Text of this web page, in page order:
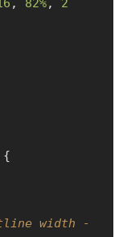
, 82%, 2
width -